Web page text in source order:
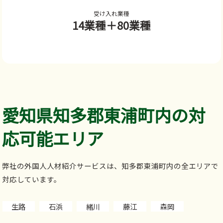
受け入れ業種
14業種＋80業種
愛知県知多郡東浦町内の対
応可能エリア
弊社の外国人人材紹介サービスは、知多郡東浦町内の全エリアで
対応しています。
生路 石浜 緒川 藤江 森岡